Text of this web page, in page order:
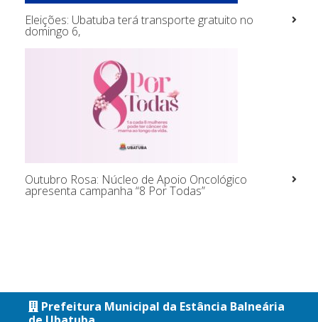
Eleições: Ubatuba terá transporte gratuito no
domingo 6,
Outubro Rosa: Núcleo de Apoio Oncológico
apresenta campanha “8 Por Todas”
Prefeitura Municipal da Estância Balneária